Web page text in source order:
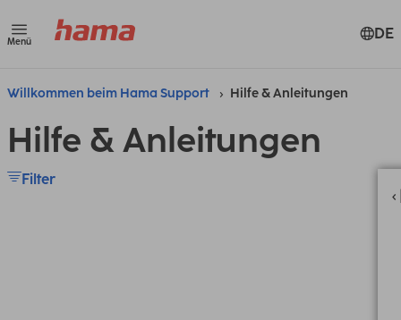
Menü DE
Willkommen beim Hama Support Hilfe & Anleitungen
Hilfe & Anleitungen
Filter